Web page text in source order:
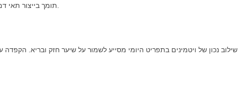
שילוב נכון של ויטמינים בתפריט היומי מסייע לשמור על שיער חזק ובריא.